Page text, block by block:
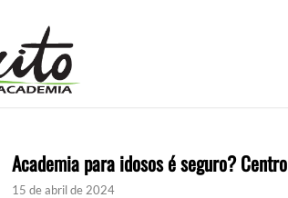
Academia para idosos é seguro? Centro
15 de abril de 2024